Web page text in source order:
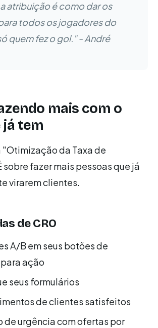
atribuição é como dar os
todos os jogadores do
quem fez o gol." - André
mais com o
já tem
da Taxa de
sobre fazer mais pessoas que já
virarem clientes.
de CRO
A/B em seus botões de
ação
seus formulários
de clientes satisfeitos
de urgência com ofertas por